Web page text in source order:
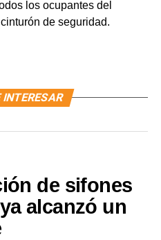
los ocupantes del
de seguridad.
INTERESAR
de sifones
alcanzó un